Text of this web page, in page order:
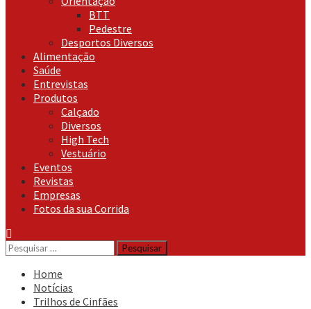
BTT
Pedestre
Desportos Diversos
Alimentação
Saúde
Entrevistas
Produtos
Calçado
Diversos
High Tech
Vestuário
Eventos
Revistas
Empresas
Fotos da sua Corrida
Pesquisar
por:
Home
Notícias
Trilhos de Cinfães